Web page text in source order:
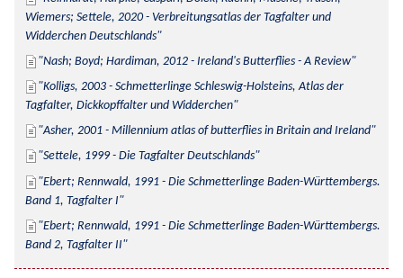
Wiemers; Settele, 2020 - Verbreitungsatlas der Tagfalter und
Widderchen Deutschlands
Nash; Boyd; Hardiman, 2012 - Ireland's Butterflies - A Review
Kolligs, 2003 - Schmetterlinge Schleswig-Holsteins, Atlas der
Tagfalter, Dickkopffalter und Widderchen
Asher, 2001 - Millennium atlas of butterflies in Britain and Ireland
Settele, 1999 - Die Tagfalter Deutschlands
Ebert; Rennwald, 1991 - Die Schmetterlinge Baden-Württembergs.
Band 1, Tagfalter I
Ebert; Rennwald, 1991 - Die Schmetterlinge Baden-Württembergs.
Band 2, Tagfalter II